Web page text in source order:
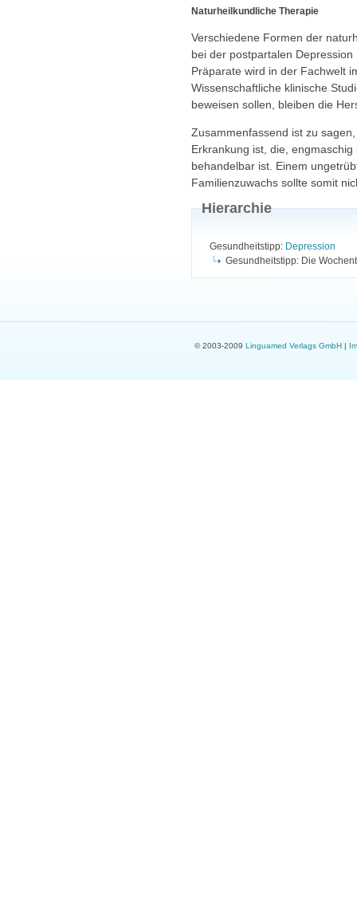
Naturheilkundliche Therapie
Verschiedene Formen der
bei der postpartalen
Präparate wird in der Fachwelt
Wissenschaftliche klinische
beweisen sollen, bleiben die
Zusammenfassend ist zu
Erkrankung ist, die,
behandelbar ist. Einem
Familienzuwachs sollte somit
Hierarchie
Gesundheitstipp: Depression
Gesundheitstipp: Die
© 2003-2009 Linguamed Verlags GmbH|